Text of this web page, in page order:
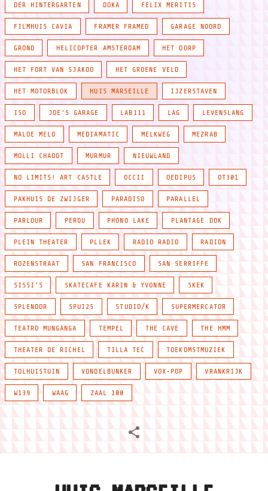
DER HINTERGARTEN DOKA FELIX MERITIS
FILMHUIS CAVIA FRAMER FRAMED GARAGE NOORD
GROND HELICOPTER AMSTERDAM HET DORP
HET FORT VAN SJAKOO HET GROENE VELD
HET MOTORBLOK HUIS MARSEILLE IJZERSTAVEN
ISO JOE'S GARAGE LAB111 LAG LEVENSLANG
MALOE MELO MEDIAMATIC MELKWEG MEZRAB
MOLLI CHAOOT MURMUR NIEUWLAND
NO LIMITS! ART CASTLE OCCII OEDIPUS OT301
PAKHUIS DE ZWIJGER PARADISO PARALLEL
PARLOUR PERDU PHONO LAKE PLANTAGE DOK
PLEIN THEATER PLLEK RADIO RADIO RADION
ROZENSTRAAT SAN FRANCISCO SAN SERRIFFE
SISSI'S SKATECAFE KARIN & YVONNE SKEK
SPLENDOR SPUI25 STUDIO/K SUPERMERCATOR
TEATRO MUNGANGA TEMPEL THE CAVE THE HMM
THEATER DE RICHEL TILLA TEC TOEKOMSTMUZIEK
TOLHUISTUIN VONDELBUNKER VOX-POP VRANKRIJK
W139 WAAG ZAAL 100